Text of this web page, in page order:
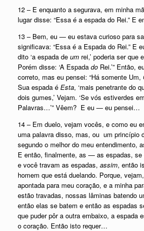
12 – E enquanto a segurava, em minha
lugar disse: “Essa é a espada do Rei.” E
13 – Bem, eu — eu estava curioso para
significava: “Essa é a Espada do Rei.” E
dito ‘a espada de um rei,’ poderia ser que
Porém disse: ‘A Espada do Rei.’” Então,
correto, mas eu pensei: “Há somente Um,
Sua espada é Esta, ‘mais penetrante do
dois gumes,’ Vejam. ‘Se vós estiverdes
Palavras…’” Vêem? E eu — eu pensei…
14 – Em duelo, vejam vocês, e como eu
uma palavra disso, mas, ou um princípio
segundo o melhor do meu entendimento,
E então, finalmente, as — as espadas,
e você travam as espadas, assim, então
homem que está duelando. Porque,
apontada para meu coração, e a minha
estão travadas, nossas lâminas batendo
então elas se batem e então as espadas
que puder pôr a outra embaixo, a espada
o coração. Então isto requer…